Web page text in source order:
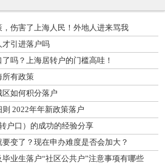
，伤害了上海人民！外地人进来骂我
才引进落户吗
吗？上海居转户的门槛高哇！
所有政策
区如何积分落户
2022年年新政策落户
户口）的成功的经验分享
变了？现在申办难度是否会加大？
毕业生落户“社区公共户”注意事项有哪些